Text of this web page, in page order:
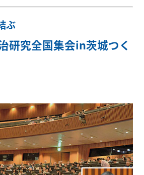
ぶ
研究全国集会in茨城つく